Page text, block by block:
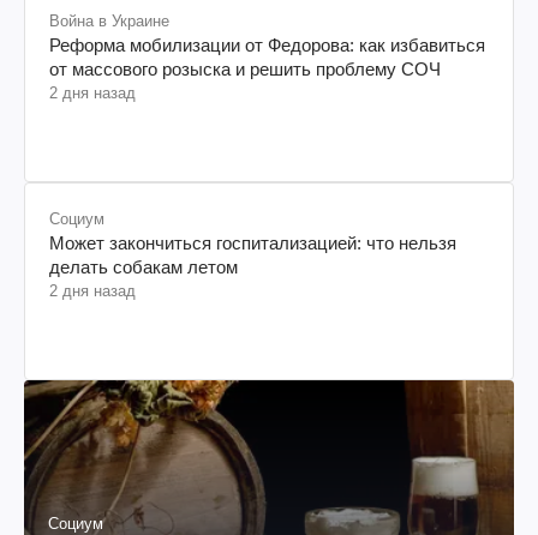
Война в Украине
Реформа мобилизации от Федорова: как избавиться
от массового розыска и решить проблему СОЧ
2 дня назад
Социум
Может закончиться госпитализацией: что нельзя
делать собакам летом
2 дня назад
Социум